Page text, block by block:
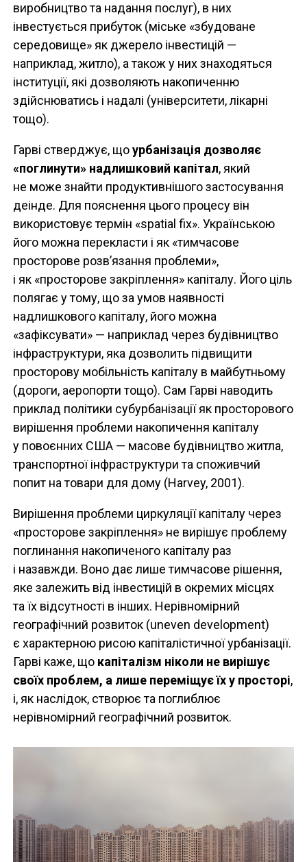
виробництво та надання послуг), в них
інвестується прибуток (міське «збудоване
середовище» як джерело інвестицій —
наприклад, житло), а також у них знаходяться
інституції, які дозволяють накопиченню
здійснюватись і надалі (університети, лікарні
тощо).
Гарві стверджує, щоурбанізація дозволяє
«поглинути» надлишковий капітал, який
не може знайти продуктивнішого застосування
деінде. Для пояснення цього процесу він
використовує термін «spatial fix». Українською
його можна перекласти і як «тимчасове
просторове розв’язання проблеми»,
і як «просторове закріплення» капіталу. Його ціль
полягає у тому, що за умов наявності
надлишкового капіталу, його можна
«зафіксувати» — наприклад через будівництво
інфраструктури, яка дозволить підвищити
просторову мобільність капіталу в майбутньому
(дороги, аеропорти тощо). Сам Гарві наводить
приклад політики субурбанізації як просторового
вирішення проблеми накопичення капіталу
у повоєнних США — масове будівництво житла,
транспортної інфраструктури та споживчий
попит на товари для дому (Harvey, 2001).
Вирішення проблеми циркуляції капіталу через
«просторове закріплення» не вирішує проблему
поглинання накопиченого капіталу раз
і назавжди. Воно дає лише тимчасове рішення,
яке залежить від інвестицій в окремих місцях
та їх відсутності в інших. Нерівномірний
географічний розвиток (uneven development)
є характерною рисою капіталістичної урбанізації.
Гарві каже, що капіталізм ніколи не вирішує
своїх проблем, а лише переміщує їх у просторі,
і, як наслідок, створює та поглиблює
нерівномірний географічний розвиток.